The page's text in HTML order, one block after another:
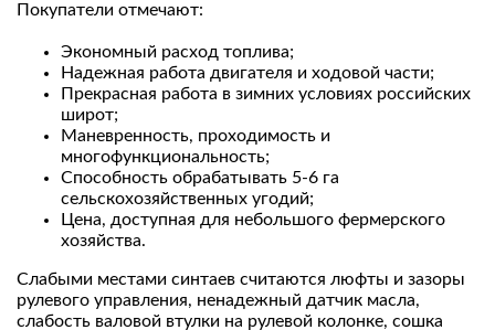
Покупатели отмечают:
Экономный расход топлива;
Надежная работа двигателя и ходовой части;
Прекрасная работа в зимних условиях российских
широт;
Маневренность, проходимость и
многофункциональность;
Способность обрабатывать 5-6 га
сельскохозяйственных угодий;
Цена, доступная для небольшого фермерского
хозяйства.
Слабыми местами синтаев считаются люфты и зазоры
рулевого управления, ненадежный датчик масла,
слабость валовой втулки на рулевой колонке, сошка